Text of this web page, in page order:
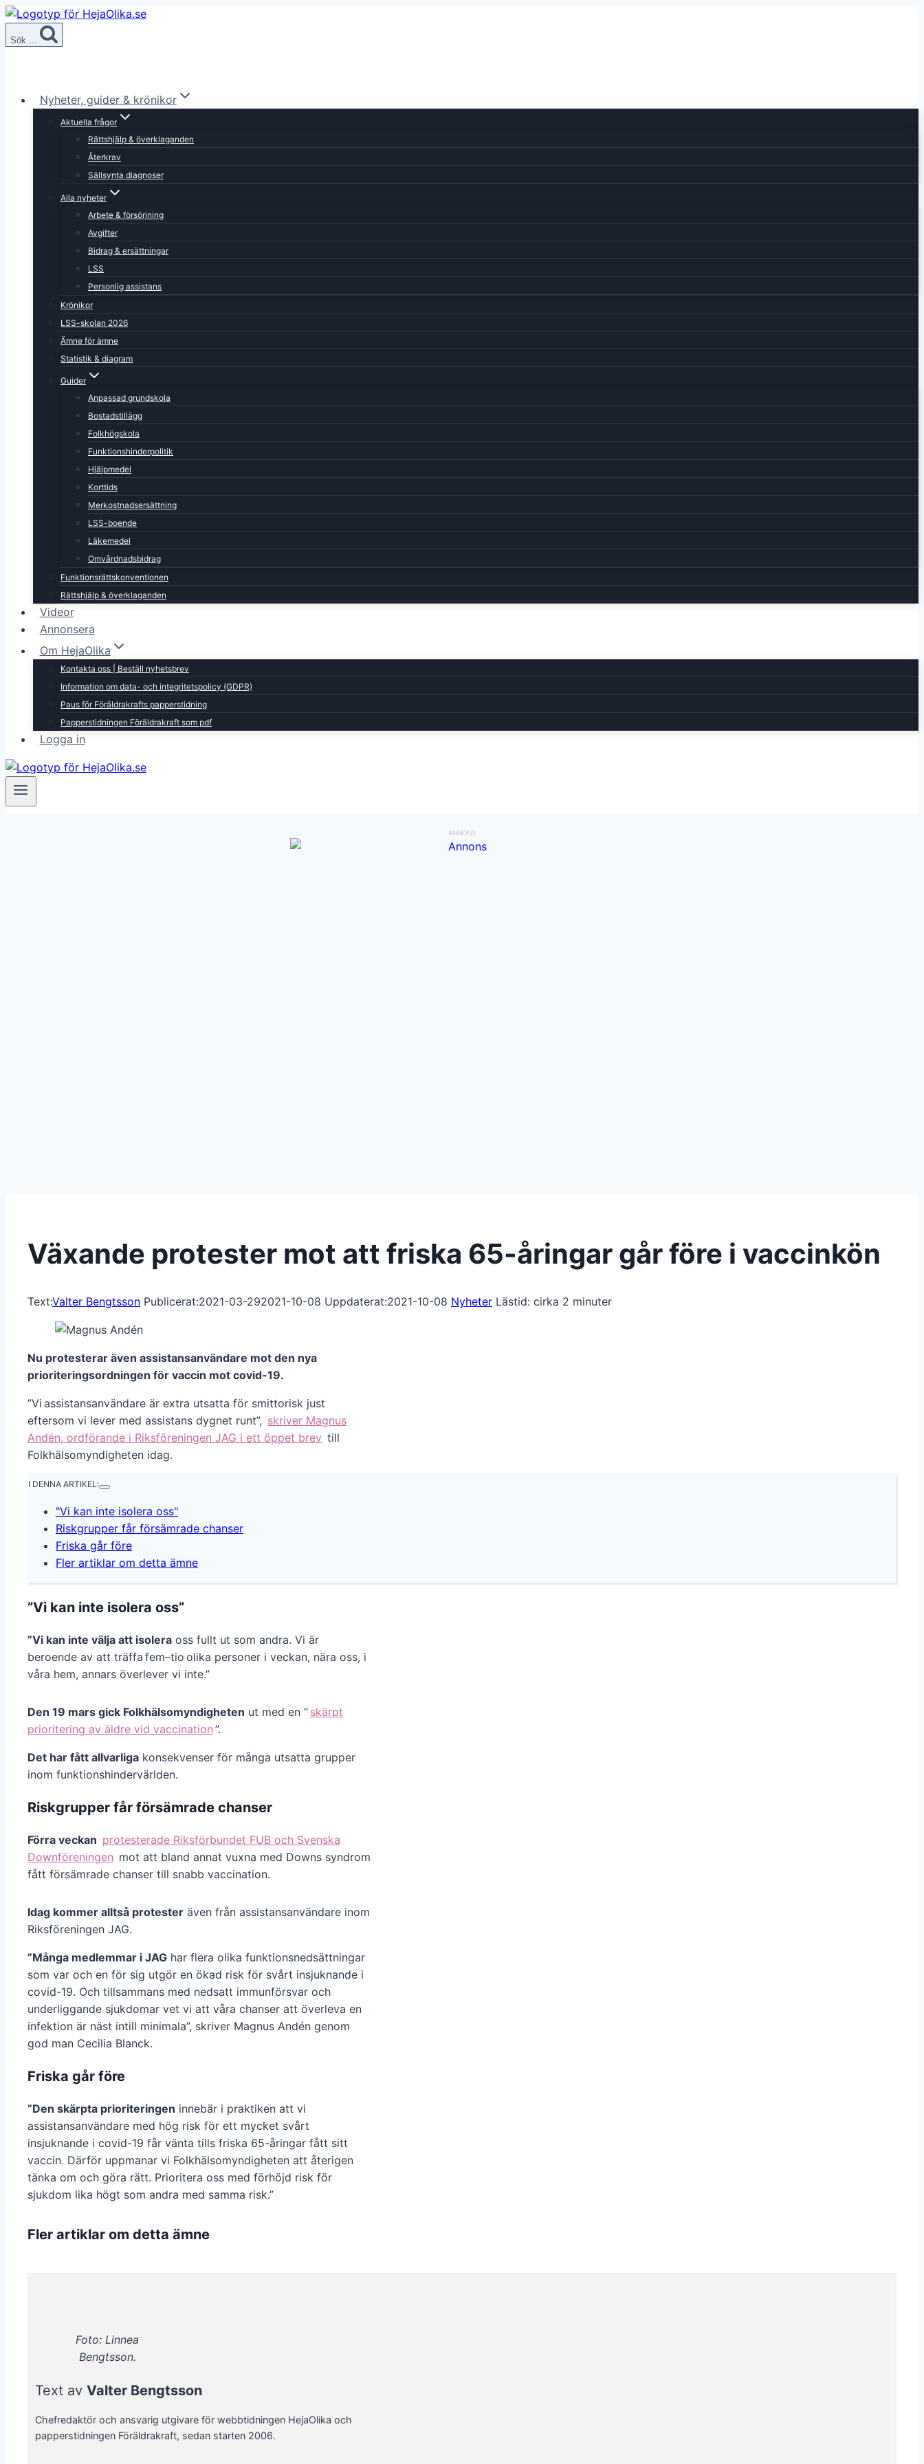
Skip
content
Sök ...
Nyheter, guider & krönikor
Aktuella frågor
Rättshjälp & överklaganden
Återkrav
Sällsynta diagnoser
Alla nyheter
Arbete & försörjning
Avgifter
Bidrag & ersättningar
LSS
Personlig assistans
Krönikor
LSS-skolan 2026
Ämne för ämne
Statistik & diagram
Guider
Anpassad grundskola
Bostadstillägg
Folkhögskola
Funktionshinderpolitik
Hjälpmedel
Korttids
Merkostnadsersättning
LSS-boende
Läkemedel
Omvårdnadsbidrag
Funktionsrättskonventionen
Rättshjälp & överklaganden
Videor
Annonsera
Om HejaOlika
Kontakta oss | Beställ nyhetsbrev
Information om data- och integritetspolicy (GDPR)
Paus för Föräldrakrafts papperstidning
Papperstidningen Föräldrakraft som pdf
Logga in
ANNONS
Växande protester mot att friska 65-åringar går före i vaccinkön
Text:Valter Bengtsson Publicerat:2021-03-292021-10-08 Uppdaterat:2021-10-08 Nyheter Lästid: cirka 2 minuter
Nu protesterar även assistansanvändare mot den nya
prioriteringsordningen för vaccin mot covid-19.
”Vi assistansanvändare är extra utsatta för smittorisk just
eftersom vi lever med assistans dygnet runt”, skriver Magnus
Andén, ordförande i Riksföreningen JAG i ett öppet brev till
Folkhälsomyndigheten idag.
I DENNA ARTIKEL:
"Vi kan inte isolera oss"
Riskgrupper får försämrade chanser
Friska går före
Fler artiklar om detta ämne
”Vi kan inte isolera oss”
”Vi kan inte välja att isolera oss fullt ut som andra. Vi är
beroende av att träffa fem–tio olika personer i veckan, nära oss, i
våra hem, annars överlever vi inte.”
Den 19 mars gick Folkhälsomyndigheten ut med en ” skärpt
prioritering av äldre vid vaccination ”.
Det har fått allvarliga konsekvenser för många utsatta grupper
inom funktionshindervärlden.
Riskgrupper får försämrade chanser
Förra veckan protesterade Riksförbundet FUB och Svenska
Downföreningen mot att bland annat vuxna med Downs syndrom
fått försämrade chanser till snabb vaccination.
Idag kommer alltså protester även från assistansanvändare inom
Riksföreningen JAG.
”Många medlemmar i JAG har flera olika funktionsnedsättningar
som var och en för sig utgör en ökad risk för svårt insjuknande i
covid-19. Och tillsammans med nedsatt immunförsvar och
underliggande sjukdomar vet vi att våra chanser att överleva en
infektion är näst intill minimala”, skriver Magnus Andén genom
god man Cecilia Blanck.
Friska går före
”Den skärpta prioriteringen innebär i praktiken att vi
assistansanvändare med hög risk för ett mycket svårt
insjuknande i covid-19 får vänta tills friska 65-åringar fått sitt
vaccin. Därför uppmanar vi Folkhälsomyndigheten att återigen
tänka om och göra rätt. Prioritera oss med förhöjd risk för
sjukdom lika högt som andra med samma risk.”
Fler artiklar om detta ämne
Foto: Linnea
Bengtsson.
Text av Valter Bengtsson
Chefredaktör och ansvarig utgivare för webbtidningen HejaOlika och
papperstidningen Föräldrakraft, sedan starten 2006.